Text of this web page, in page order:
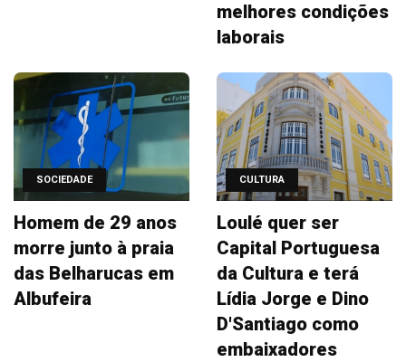
melhores condições
laborais
SOCIEDADE
Homem de 29 anos
morre junto à praia
das Belharucas em
Albufeira
CULTURA
Loulé quer ser
Capital Portuguesa
da Cultura e terá
Lídia Jorge e Dino
D'Santiago como
embaixadores